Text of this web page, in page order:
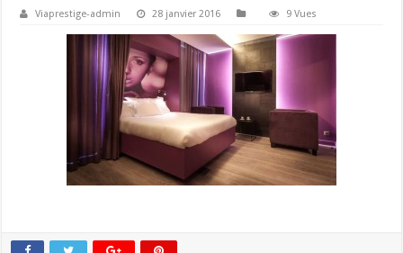
Viaprestige-admin 28 janvier 2016 9 Vues